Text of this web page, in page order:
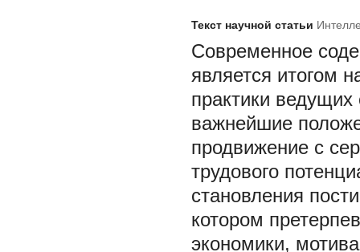
Текст научной статьи
Современное
является итогом
практики
важнейшие
продвижение с
трудового
становления
котором
экономики,